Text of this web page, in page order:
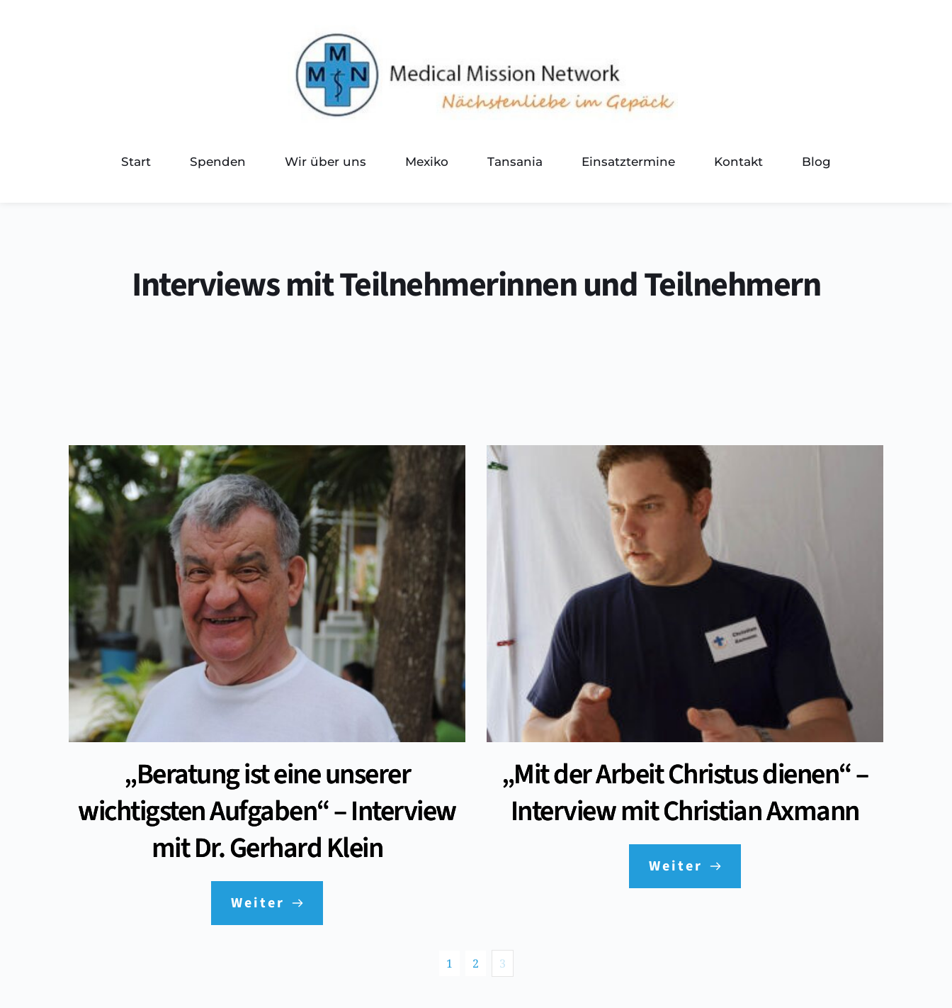
Start Spenden Wir über uns Mexiko Tansania Einsatztermine Kontakt Blog
Interviews mit Teilnehmerinnen und Teilnehmern
„Beratung ist eine unserer
wichtigsten Aufgaben“ – Interview
mit Dr. Gerhard Klein
Weiter
„Mit der Arbeit Christus dienen“ –
Interview mit Christian Axmann
Weiter
1 2 3